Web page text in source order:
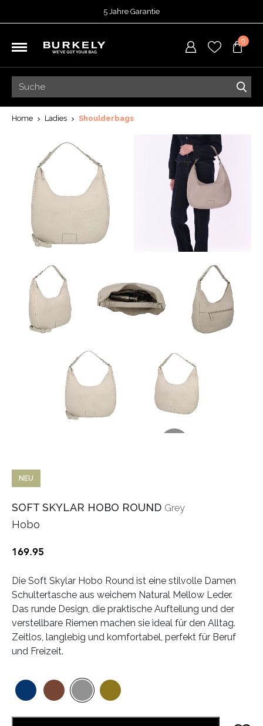
5 Jahre Garantie
Vor 15:00 Uhr bestellt =
heute versendet
0
Home Ladies Shoulderbags
NEU
SOFT SKYLAR HOBO ROUND Grey
Hobo
169.95
Die Soft Skylar Hobo Round ist eine stilvolle Damen
Schultertasche aus weichem Natural Mellow Leder.
Das runde Design, die praktische Aufteilung und der
verstellbare Riemen machen sie ideal für den Alltag.
Zeitlos, langlebig und komfortabel, perfekt für Beruf
und Freizeit.